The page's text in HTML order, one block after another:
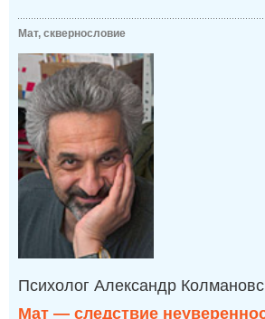
Мат, сквернословие
Психолог Александр
Мат — следствие